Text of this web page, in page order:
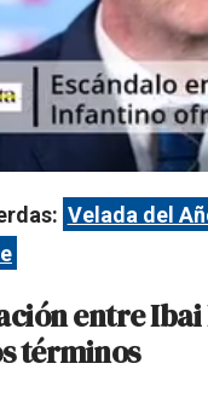
Velada del
entre Ibai
términos